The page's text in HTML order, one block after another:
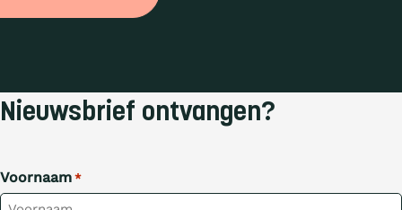
Nieuwsbrief ontvangen?
Voornaam *